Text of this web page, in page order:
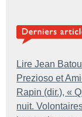
Lire Jean
Prezioso et
Rapin (dir.), «
nuit.